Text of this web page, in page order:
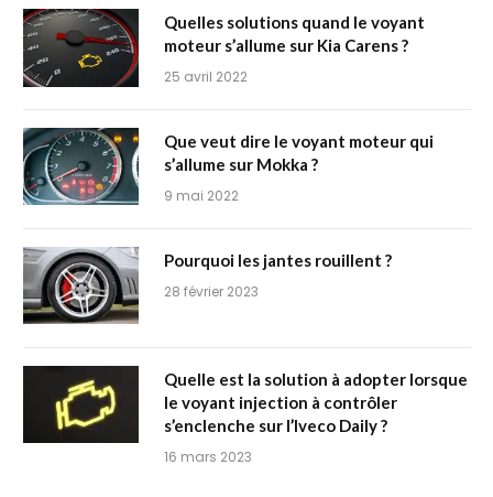
Quelles solutions quand le voyant
moteur s’allume sur Kia Carens ?
25 avril 2022
Que veut dire le voyant moteur qui
s’allume sur Mokka ?
9 mai 2022
Pourquoi les jantes rouillent ?
28 février 2023
Quelle est la solution à adopter lorsque
le voyant injection à contrôler
s’enclenche sur l’Iveco Daily ?
16 mars 2023